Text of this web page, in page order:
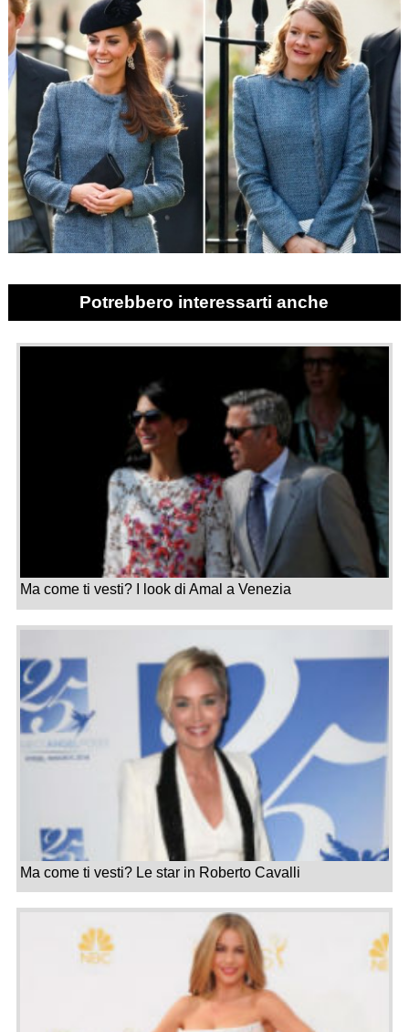
Potrebbero interessarti anche
Ma come ti vesti? I look di Amal a Venezia
Ma come ti vesti? Le star in Roberto Cavalli